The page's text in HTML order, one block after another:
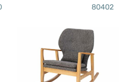
80402